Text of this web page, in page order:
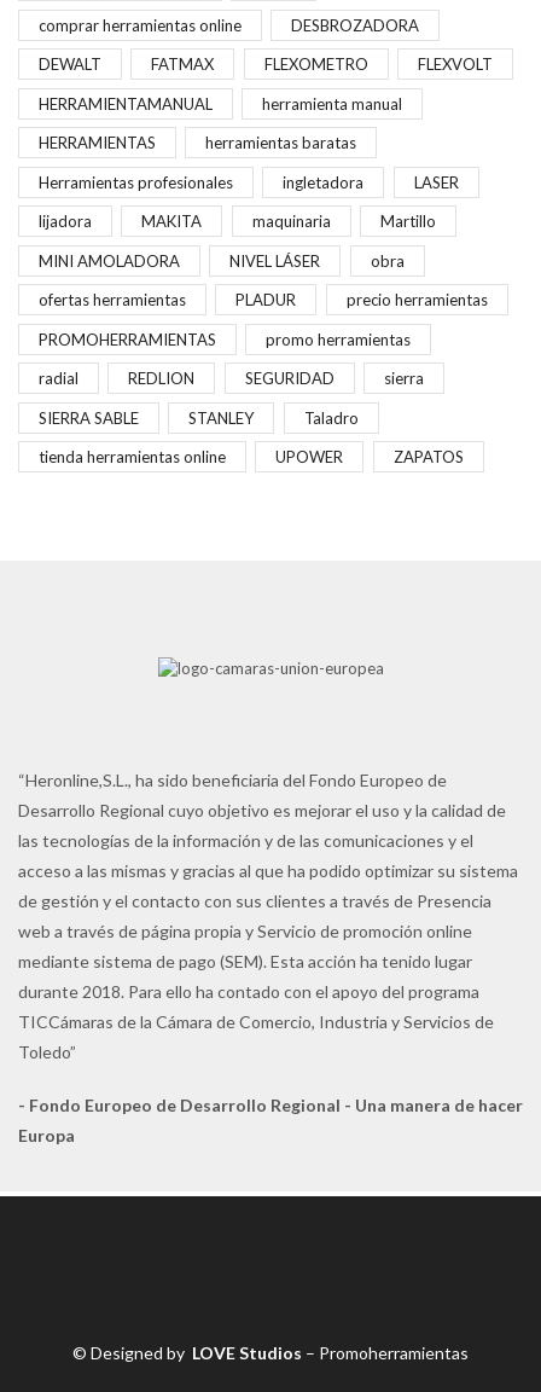
comprar herramientas online DESBROZADORA
DEWALT FATMAX FLEXOMETRO FLEXVOLT
HERRAMIENTAMANUAL herramienta manual
HERRAMIENTAS herramientas baratas
Herramientas profesionales ingletadora LASER
lijadora MAKITA maquinaria Martillo
MINI AMOLADORA NIVEL LÁSER obra
ofertas herramientas PLADUR precio herramientas
PROMOHERRAMIENTAS promo herramientas
radial REDLION SEGURIDAD sierra
SIERRA SABLE STANLEY Taladro
tienda herramientas online UPOWER ZAPATOS
“Heronline,S.L., ha sido beneficiaria del Fondo Europeo de
Desarrollo Regional cuyo objetivo es mejorar el uso y la calidad de
las tecnologías de la información y de las comunicaciones y el
acceso a las mismas y gracias al que ha podido optimizar su sistema
de gestión y el contacto con sus clientes a través de Presencia
web a través de página propia y Servicio de promoción online
mediante sistema de pago (SEM). Esta acción ha tenido lugar
durante 2018. Para ello ha contado con el apoyo del programa
TICCámaras de la Cámara de Comercio, Industria y Servicios de
Toledo”
- Fondo Europeo de Desarrollo Regional - Una manera de hacer
Europa
© Designed by LOVE Studios – Promoherramientas